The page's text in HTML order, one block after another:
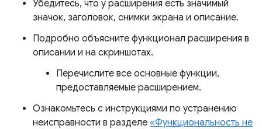
Убедитесь, что у расширения есть значимый
значок, заголовок, снимки экрана и описание.
Подробно объясните функционал расширения в
описании и на скриншотах.
Перечислите все основные функции,
предоставляемые расширением.
Ознакомьтесь с инструкциями по устранению
неисправности в разделе «Функциональность не